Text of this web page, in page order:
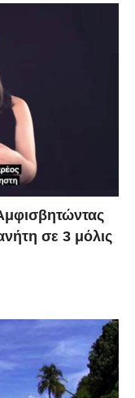
σε 3 μόλις